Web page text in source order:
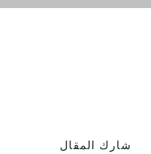
شارك المقال